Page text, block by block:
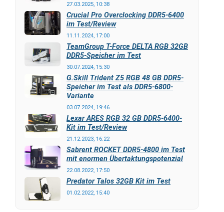
27.03.2025, 10:38
Crucial Pro Overclocking DDR5-6400
im Test/Review
11.11.2024, 17:00
TeamGroup T-Force DELTA RGB 32GB
DDR5-Speicher im Test
30.07.2024, 15:30
G.Skill Trident Z5 RGB 48 GB DDR5-
Speicher im Test als DDR5-6800-
Variante
03.07.2024, 19:46
Lexar ARES RGB 32 GB DDR5-6400-
Kit im Test/Review
21.12.2023, 16:22
Sabrent ROCKET DDR5-4800 im Test
mit enormen Übertaktungspotenzial
22.08.2022, 17:50
Predator Talos 32GB Kit im Test
01.02.2022, 15:40